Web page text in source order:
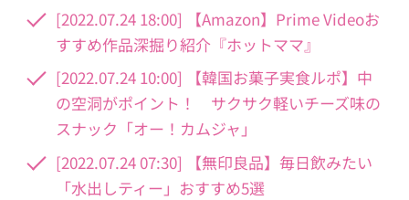
[2022.07.24 18:00] 【Amazon】Prime Videoお
すすめ作品深掘り紹介『ホットママ』
[2022.07.24 10:00] 【韓国お菓子実食ルポ】中
の空洞がポイント！ サクサク軽いチーズ味の
スナック「オー！カムジャ」
[2022.07.24 07:30] 【無印良品】毎日飲みたい
「水出しティー」おすすめ5選